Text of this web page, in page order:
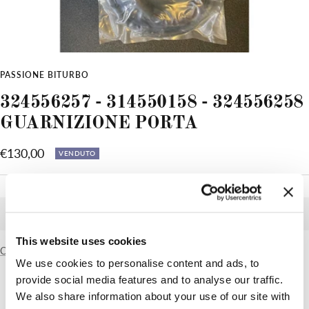
This website uses cookies
We use cookies to personalise content and ads, to
provide social media features and to analyse our traffic.
We also share information about your use of our site with
PASSIONE BITURBO
324556257 - 314550158 - 324556258
GUARNIZIONE PORTA
Prezzo
di
€130,00 VENDUTO
Condividi